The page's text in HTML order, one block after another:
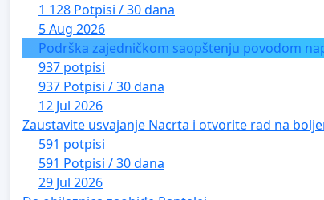
1 128 Potpisi / 30 dana
5 Aug 2026
Podrška zajedničkom saopštenju povodom
937 potpisi
937 Potpisi / 30 dana
12 Jul 2026
Zaustavite usvajanje Nacrta i otvorite rad na
591 potpisi
591 Potpisi / 30 dana
29 Jul 2026